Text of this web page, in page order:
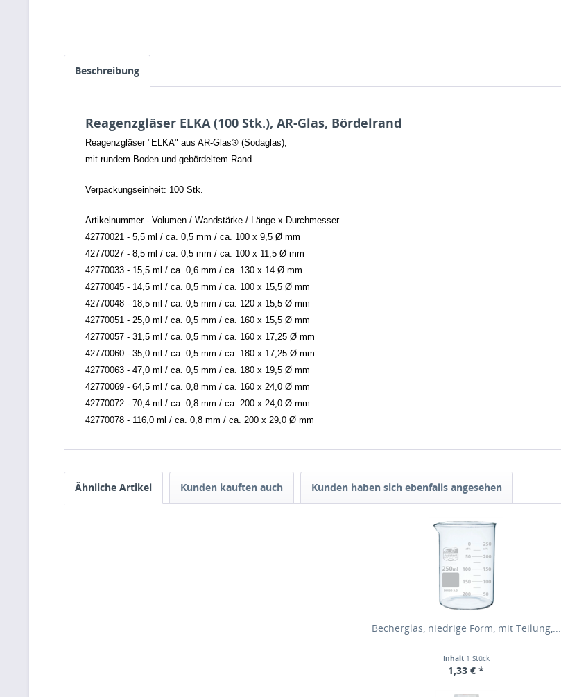
Beschreibung
Reagenzgläser ELKA (100 Stk.), AR-Glas, Bördelrand
Reagenzgläser "ELKA" aus AR-Glas® (Sodaglas),
mit rundem Boden und gebördeltem Rand
Verpackungseinheit: 100 Stk.
Artikelnummer - Volumen / Wandstärke / Länge x Durchmesser
42770021 - 5,5 ml / ca. 0,5 mm / ca. 100 x 9,5 Ø mm
42770027 - 8,5 ml / ca. 0,5 mm / ca. 100 x 11,5 Ø mm
42770033 - 15,5 ml / ca. 0,6 mm / ca. 130 x 14 Ø mm
42770045 - 14,5 ml / ca. 0,5 mm / ca. 100 x 15,5 Ø mm
42770048 - 18,5 ml / ca. 0,5 mm / ca. 120 x 15,5 Ø mm
42770051 - 25,0 ml / ca. 0,5 mm / ca. 160 x 15,5 Ø mm
42770057 - 31,5 ml / ca. 0,5 mm / ca. 160 x 17,25 Ø mm
42770060 - 35,0 ml / ca. 0,5 mm / ca. 180 x 17,25 Ø mm
42770063 - 47,0 ml / ca. 0,5 mm / ca. 180 x 19,5 Ø mm
42770069 - 64,5 ml / ca. 0,8 mm / ca. 160 x 24,0 Ø mm
42770072 - 70,4 ml / ca. 0,8 mm / ca. 200 x 24,0 Ø mm
42770078 - 116,0 ml / ca. 0,8 mm / ca. 200 x 29,0 Ø mm
Ähnliche Artikel Kunden kauften auch Kunden haben sich ebenfalls angesehen
Becherglas, niedrige Form, mit Teilung,...
Inhalt 1 Stück
1,33 € *